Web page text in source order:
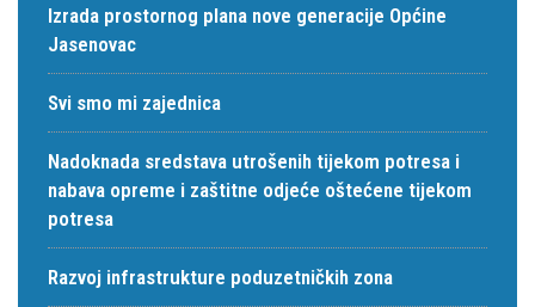
Izrada prostornog plana nove generacije Općine
Jasenovac
Svi smo mi zajednica
Nadoknada sredstava utrošenih tijekom potresa i
nabava opreme i zaštitne odjeće oštećene tijekom
potresa
Razvoj infrastrukture poduzetničkih zona